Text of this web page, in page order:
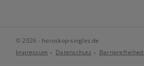
© 2026 - horoskop-singles.de
Impressum
Datenschutz Barrierefreiheit